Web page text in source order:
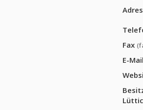
Fax
E-